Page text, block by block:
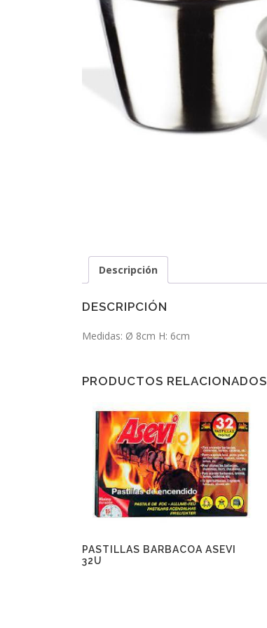
Descripción
DESCRIPCIÓN
Medidas: Ø 8cm H: 6cm
PRODUCTOS RELACIONADOS
PASTILLAS BARBACOA ASEVI
32U